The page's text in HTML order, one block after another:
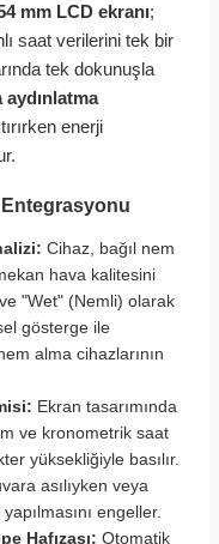
mm LCD ekranı;
saat verilerini tek bir
tek dokunuşla
enerji
Cihaz, bağıl nem
hava kalitesini
"Wet" (Nemli) olarak
gösterge ile
alma cihazlarının
Ekran tasarımında
ve kronometrik saat
yüksekliğiyle basılır.
asılıyken veya
engeller.
Hafızası: Otomatik